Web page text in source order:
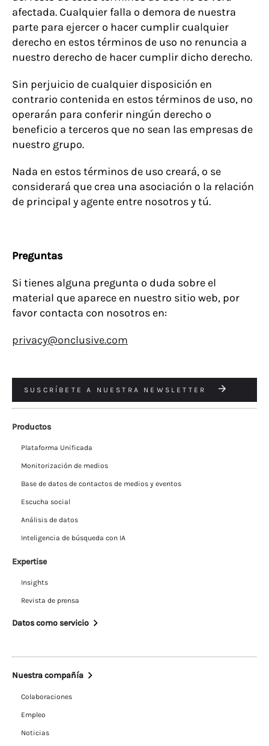
afectada. Cualquier falla o demora de nuestra
parte para ejercer o hacer cumplir cualquier
derecho en estos términos de uso no renuncia a
nuestro derecho de hacer cumplir dicho derecho.
Sin perjuicio de cualquier disposición en
contrario contenida en estos términos de uso, no
operarán para conferir ningún derecho o
beneficio a terceros que no sean las empresas de
nuestro grupo.
Nada en estos términos de uso creará, o se
considerará que crea una asociación o la relación
de principal y agente entre nosotros y tú.
Preguntas
Si tienes alguna pregunta o duda sobre el
material que aparece en nuestro sitio web, por
favor contacta con nosotros en:
privacy@onclusive.com
SUSCRÍBETE A NUESTRA NEWSLETTER
Productos
Plataforma Unificada
Monitorización de medios
Base de datos de contactos de medios y eventos
Escucha social
Análisis de datos
Inteligencia de búsqueda con IA
Expertise
Insights
Revista de prensa
Datos como servicio
Nuestra compañía
Colaboraciones
Empleo
Noticias